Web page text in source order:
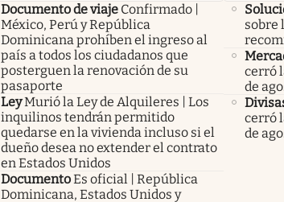
Documento de viaje Confirmado |
México, Perú y República
Dominicana prohíben el ingreso al
país a todos los ciudadanos que
posterguen la renovación de su
pasaporte
LeyMurió la Ley de Alquileres | Los
inquilinos tendrán permitido
quedarse en la vivienda incluso si el
dueño desea no extender el contrato
en Estados Unidos
DocumentoEs oficial | República
Dominicana, Estados Unidos y
sobre
cerró
de
cerró
de